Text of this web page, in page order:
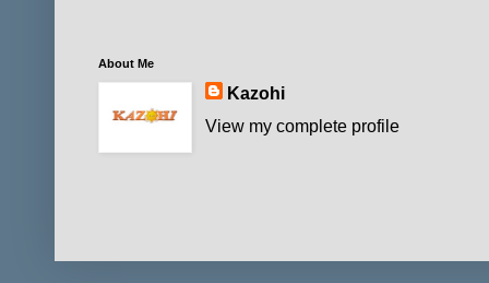
About Me
Kazohi
View my complete profile